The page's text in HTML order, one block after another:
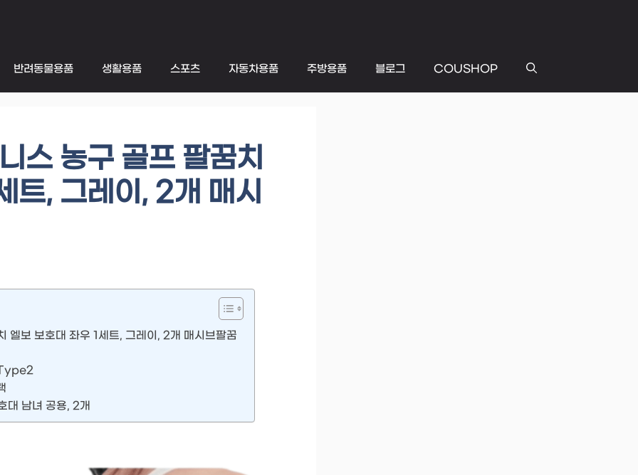
반려동물용품 생활용품 스포츠 자동차용품 주방용품 블로그 COUSHOP
스 농구 골프 팔꿈치
트, 그레이, 2개 매시
엘보 보호대 좌우 1세트, 그레이, 2개 매시브팔꿈
Type2
남녀 공용, 2개